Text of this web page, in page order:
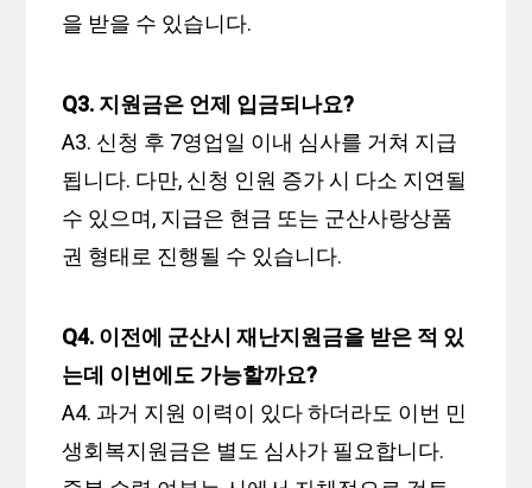
을 받을 수 있습니다.
Q3. 지원금은 언제 입금되나요?
A3. 신청 후 7영업일 이내 심사를 거쳐 지급
됩니다. 다만, 신청 인원 증가 시 다소 지연될
수 있으며, 지급은 현금 또는 군산사랑상품
권 형태로 진행될 수 있습니다.
Q4. 이전에 군산시 재난지원금을 받은 적 있
는데 이번에도 가능할까요?
A4. 과거 지원 이력이 있다 하더라도 이번 민
생회복지원금은 별도 심사가 필요합니다.